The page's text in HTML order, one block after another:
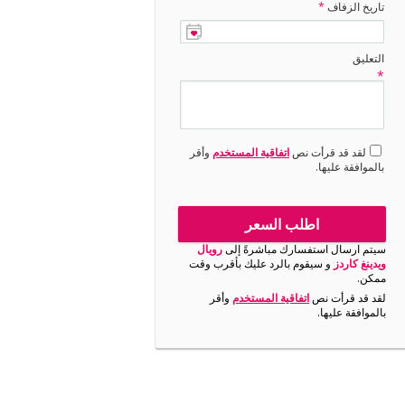
تاريخ الزفاف *
التعليق
*
لقد قد قرأت نصاتفاقية المستخدم وأقر
بالموافقة عليها.
اطلب السعر
سيتم ارسال استفسارك مباشرةً إلىرويال
ويدينغ كاردز و سيقوم بالرد عليك بأقرب وقت
ممكن.
لقد قد قرأت نصاتفاقية المستخدم وأقر
بالموافقة عليها.